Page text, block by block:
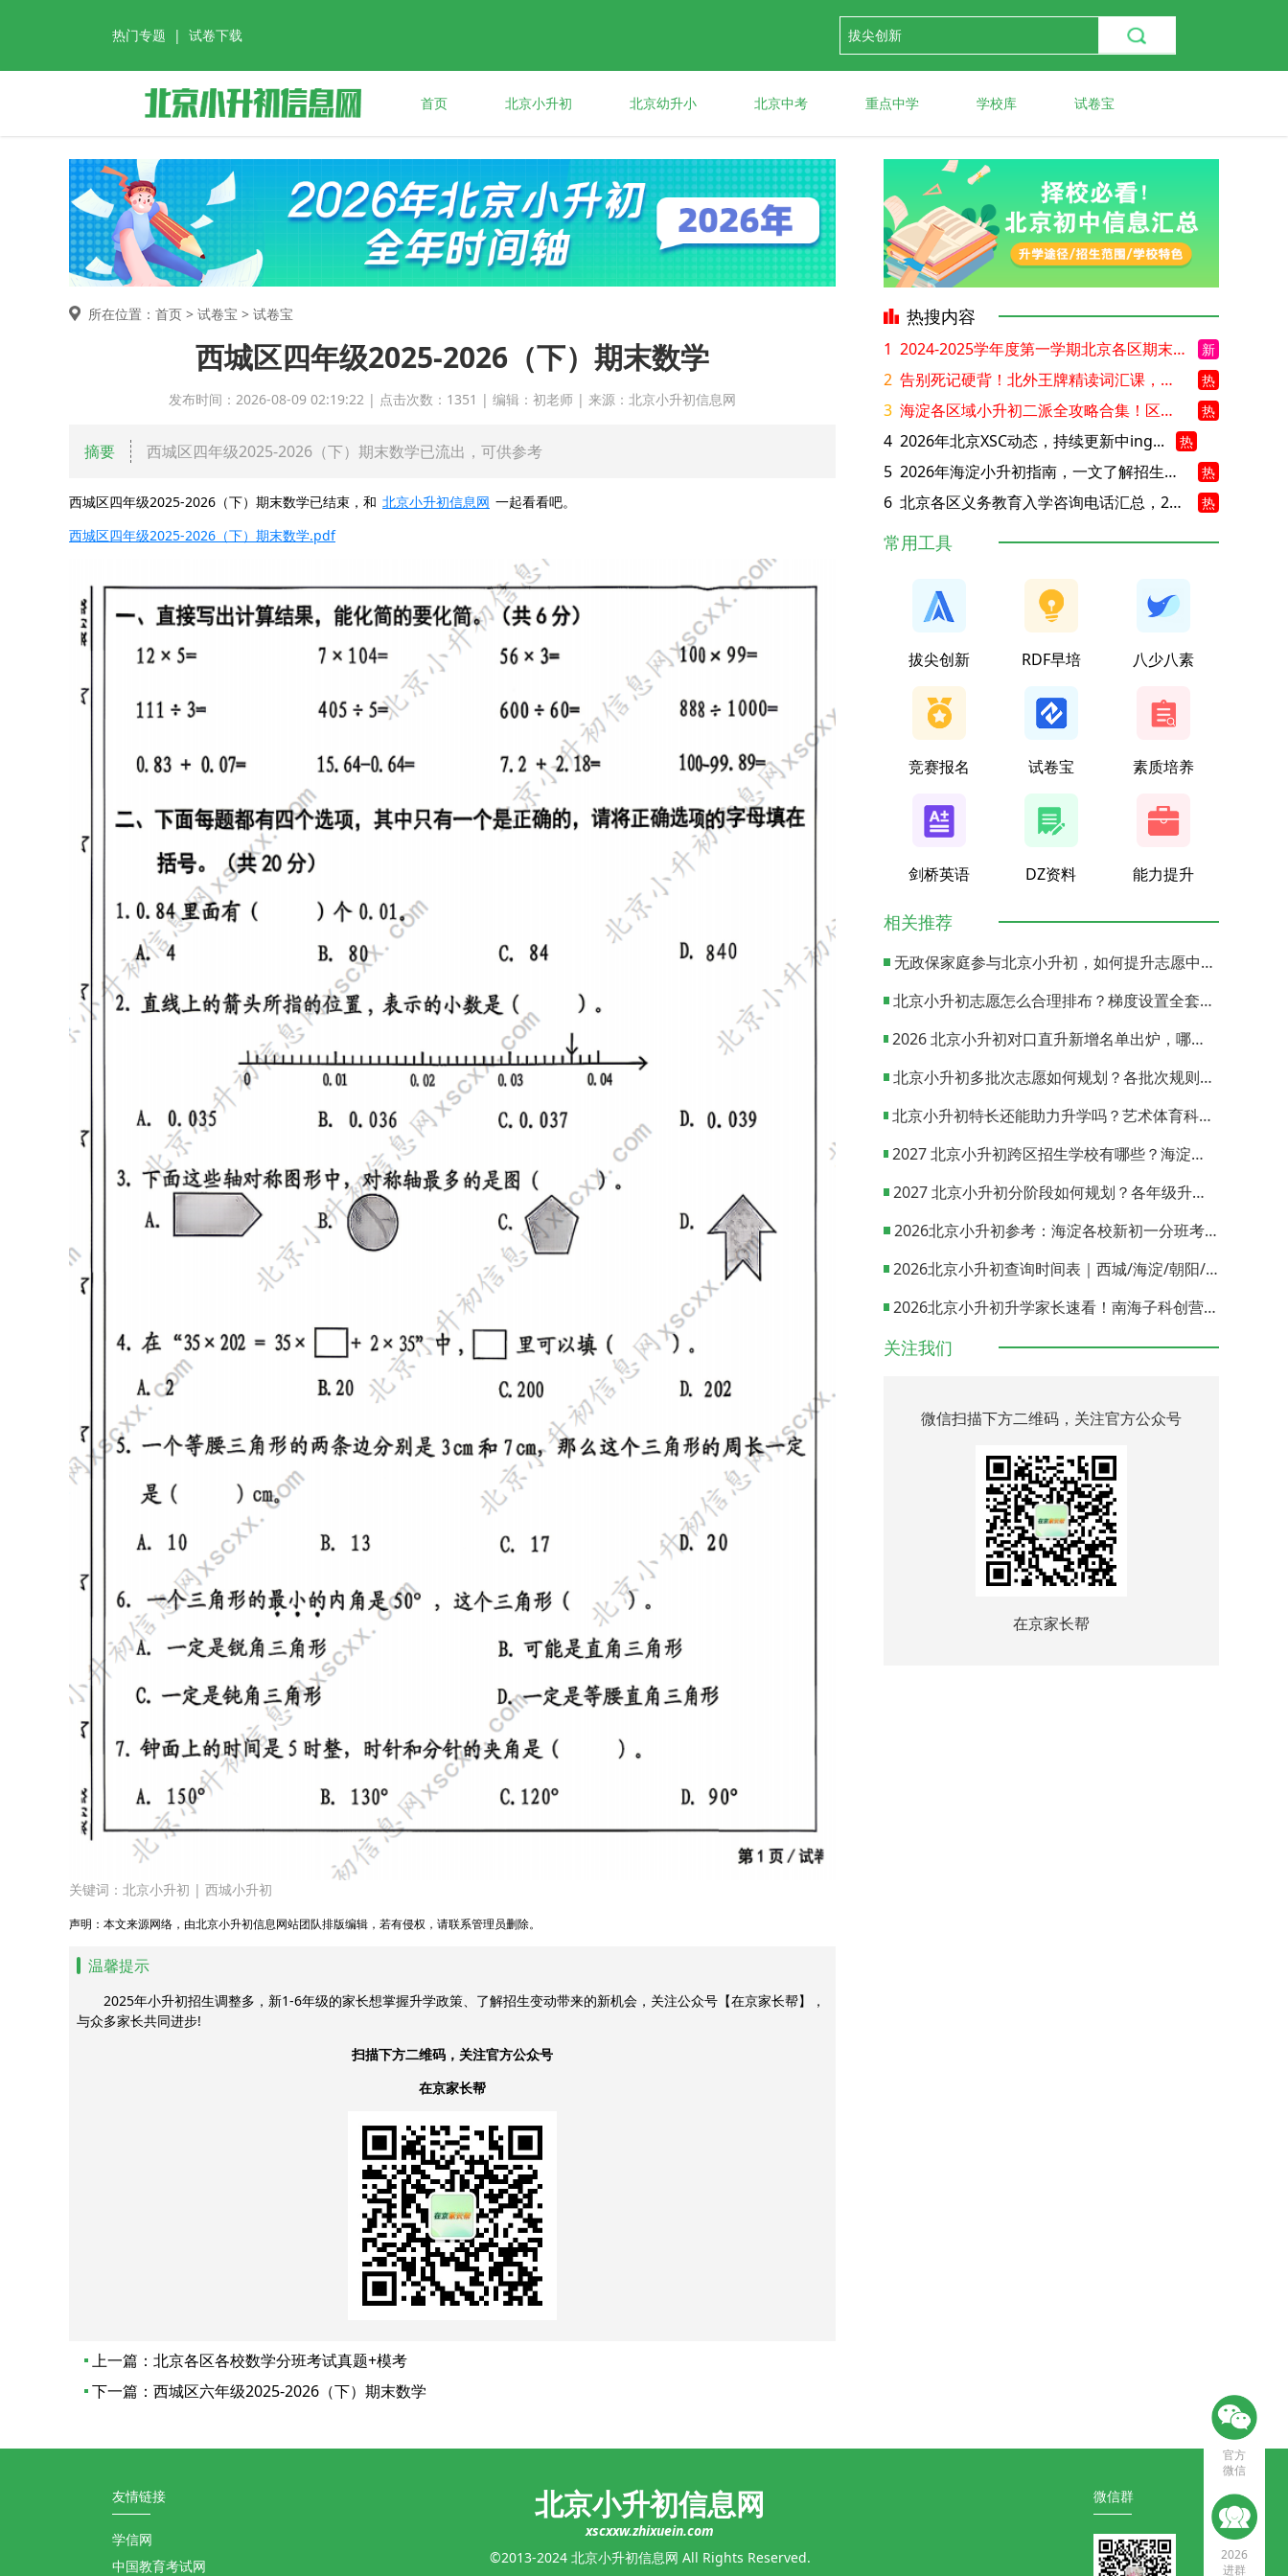
热门专题 | 试卷下载
首页 北京小升初 北京幼升小 北京中考 重点中学 学校库 试卷宝
所在位置：首页 > 试卷宝 > 试卷宝
西城区四年级2025-2026（下）期末数学
发布时间：2026-08-09 02:19:22 | 点击次数：1351 | 编辑：初老师 | 来源：北京小升初信息网
摘要 西城区四年级2025-2026（下）期末数学已流出，可供参考
西城区四年级2025-2026（下）期末数学已结束，和 北京小升初信息网 一起看看吧。
西城区四年级2025-2026（下）期末数学.pdf
关键词： 北京小升初 | 西城小升初
声明：本文来源网络，由北京小升初信息网站团队排版编辑，若有侵权，请联系管理员删除。
温馨提示
2025年小升初招生调整多，新1-6年级的家长想掌握升学政策、了解招生变动带来的新机会，关注公众号【在京家长帮】，
与众多家长共同进步!
扫描下方二维码，关注官方公众号
在京家长帮
上一篇： 北京各区各校数学分班考试真题+模考
下一篇： 西城区六年级2025-2026（下）期末数学
热搜内容
1 2024-2025学年度第一学期北京各区期末考试真题试卷汇总 新
2 告别死记硬背！北外王牌精读词汇课，帮孩子突破英语词汇难关 热
3 海淀各区域小升初二派全攻略合集！区域一至五志愿填报、升学策略详解 热
4 2026年北京XSC动态，持续更新中ing... 热
5 2026年海淀小升初指南，一文了解招生政策要点 热
6 北京各区义务教育入学咨询电话汇总，25年小升初家长提前收藏 热
常用工具
拔尖创新 RDF早培 八少八素
竞赛报名 试卷宝 素质培养
剑桥英语 DZ资料 能力提升
相关推荐
无政保家庭参与北京小升初，如何提升志愿中签概率？
北京小升初志愿怎么合理排布？梯度设置全套策略与填报避坑指南
2026 北京小升初对口直升新增名单出炉，哪些小学可以直升优质初中？
北京小升初多批次志愿如何规划？各批次规则与填报实操指南
北京小升初特长还能助力升学吗？艺术体育科技特长机会与误区全面解析
2027 北京小升初跨区招生学校有哪些？海淀西城东城全市招生校完整汇总
2027 北京小升初分阶段如何规划？各年级升学节点与升学通道全梳理
2026北京小升初参考：海淀各校新初一分班考试日期汇总
2026北京小升初查询时间表｜西城/海淀/朝阳/东城/丰台一键对照
2026北京小升初升学家长速看！南海子科创营报名通道正式开启
关注我们
微信扫描下方二维码，关注官方公众号
在京家长帮
友情链接
学信网
中国教育考试网
北京小升初信息网
xscxxw.zhixuein.com
©2013-2024 北京小升初信息网 All Rights Reserved.
微信群
官方
微信
2026
进群